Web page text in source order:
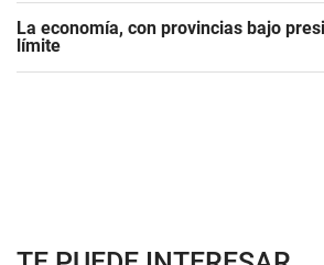
La economía, con provincias bajo
límite